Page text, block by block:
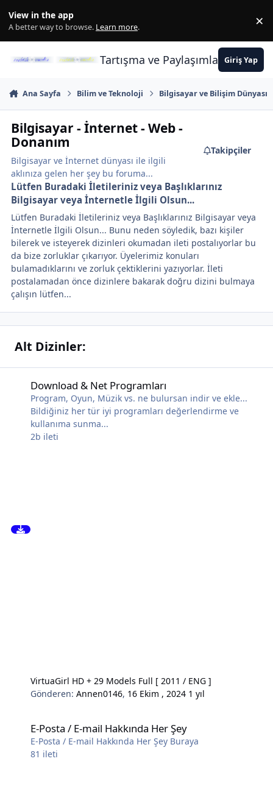
View in the app
A better way to browse. Learn more. ×
Tartışma ve PaylaşımlarınGiriş Yap
Ana Sayfa Bilim ve Teknoloji Bilgisayar ve Bilişim Dünyası
Bilgisayar - İnternet - Web -
Donanım
Bilgisayar ve İnternet dünyası ile ilgili
aklınıza gelen her şey bu foruma...
Takipçiler
Lütfen Buradaki İletileriniz veya Başlıklarınız
Bilgisayar veya İnternetle İlgili Olsun...
Lütfen Buradaki İletileriniz veya Başlıklarınız Bilgisayar veya
İnternetle İlgili Olsun... Bunu neden söyledik, bazı kişiler
bilerek ve isteyerek dizinleri okumadan ileti postalıyorlar bu
da bize zorluklar çıkarıyor. Üyelerimiz konuları
bulamadıklarını ve zorluk çektiklerini yazıyorlar. İleti
postalamadan önce dizinlere bakarak doğru dizini bulmaya
çalışın lütfen...
Alt Dizinler:
Download & Net Programları
Program, Oyun, Müzik vs. ne bulursan indir ve ekle...
Bildiğiniz her tür iyi programları değerlendirme ve
kullanıma sunma...
2b ileti
VirtuaGirl HD + 29 Models Full [ 2011 / ENG ]
Gönderen:Annen0146, 16 Ekim , 2024 1 yıl
E-Posta / E-mail Hakkında Her Şey
E-Posta / E-mail Hakkında Her Şey Buraya
81 ileti